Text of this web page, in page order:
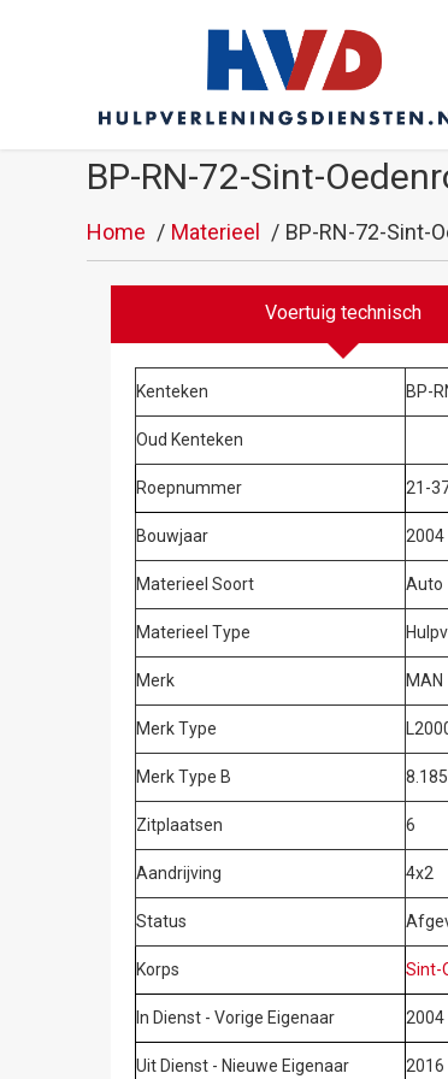
BP-RN-72-Sint-
Home Materieel BP-RN-72-Sint-
Voertuig technisch
Kenteken BP-
Oud Kenteken
Roepnummer 21-
Bouwjaar 2004
Materieel Soort Auto
Materieel Type
Merk MAN
Merk Type
Merk Type B
Zitplaatsen 6
Aandrijving 4x2
Status
Korps Sint-
In Dienst - Vorige Eigenaar 2004
Uit Dienst - Nieuwe Eigenaar 2016